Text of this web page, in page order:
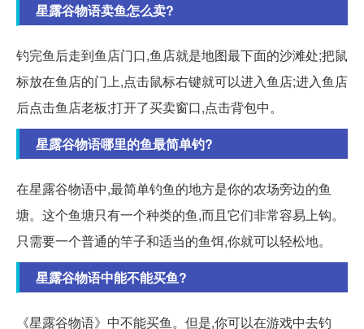
星露谷物语卖鱼怎么卖?
钓完鱼后走到鱼店门口,鱼店就是地图最下面的沙滩处;把鼠
标放在鱼店的门上,点击鼠标右键就可以进入鱼店;进入鱼店
后点击鱼店老板;打开了买卖窗口,点击背包中。
星露谷物语哪里的鱼最简单钓?
在星露谷物语中,最简单钓鱼的地方是你的农场旁边的鱼
塘。这个鱼塘只有一个种类的鱼,而且它们非常容易上钩。
只需要一个普通的竿子和适当的鱼饵,你就可以轻松地。
星露谷物语中能不能买鱼?
《星露谷物语》中不能买鱼。但是,你可以在游戏中去钓